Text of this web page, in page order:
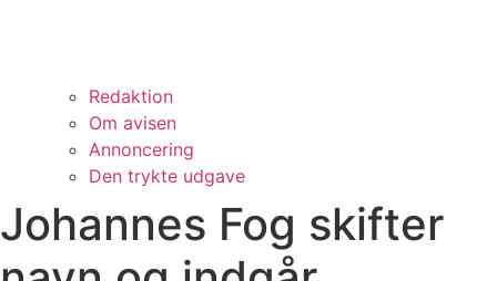
Redaktion
Om avisen
Annoncering
Den trykte udgave
Johannes Fog skifter